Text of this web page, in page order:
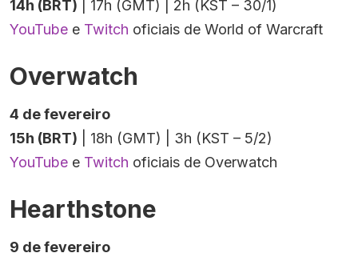
14h (BRT) | 17h (GMT) | 2h (KST – 30/1)
YouTube e Twitch oficiais de World of Warcraft
Overwatch
4 de fevereiro
15h (BRT) | 18h (GMT) | 3h (KST – 5/2)
YouTube e Twitch oficiais de Overwatch
Hearthstone
9 de fevereiro